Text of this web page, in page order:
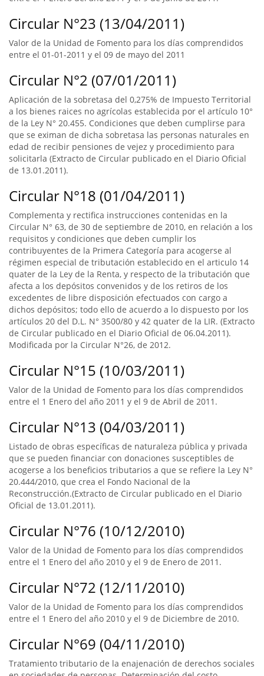
Circular N°23 (13/04/2011)
Valor de la Unidad de Fomento para los días comprendidos
entre el 01-01-2011 y el 09 de mayo del 2011
Circular N°2 (07/01/2011)
Aplicación de la sobretasa del 0,275% de Impuesto Territorial
a los bienes raices no agrícolas establecida por el artículo 10°
de la Ley N° 20.455. Condiciones que deben cumplirse para
que se eximan de dicha sobretasa las personas naturales en
edad de recibir pensiones de vejez y procedimiento para
solicitarla (Extracto de Circular publicado en el Diario Oficial
de 13.01.2011).
Circular N°18 (01/04/2011)
Complementa y rectifica instrucciones contenidas en la
Circular N° 63, de 30 de septiembre de 2010, en relación a los
requisitos y condiciones que deben cumplir los
contribuyentes de la Primera Categoría para acogerse al
régimen especial de tributación establecido en el articulo 14
quater de la Ley de la Renta, y respecto de la tributación que
afecta a los depósitos convenidos y de los retiros de los
excedentes de libre disposición efectuados con cargo a
dichos depósitos; todo ello de acuerdo a lo dispuesto por los
artículos 20 del D.L. N° 3500/80 y 42 quater de la LIR. (Extracto
de Circular publicado en el Diario Oficial de 06.04.2011).
Modificada por la Circular N°26, de 2012.
Circular N°15 (10/03/2011)
Valor de la Unidad de Fomento para los días comprendidos
entre el 1 Enero del año 2011 y el 9 de Abril de 2011.
Circular N°13 (04/03/2011)
Listado de obras específicas de naturaleza pública y privada
que se pueden financiar con donaciones susceptibles de
acogerse a los beneficios tributarios a que se refiere la Ley N°
20.444/2010, que crea el Fondo Nacional de la
Reconstrucción.(Extracto de Circular publicado en el Diario
Oficial de 13.01.2011).
Circular N°76 (10/12/2010)
Valor de la Unidad de Fomento para los días comprendidos
entre el 1 Enero del año 2010 y el 9 de Enero de 2011.
Circular N°72 (12/11/2010)
Valor de la Unidad de Fomento para los días comprendidos
entre el 1 Enero del año 2010 y el 9 de Diciembre de 2010.
Circular N°69 (04/11/2010)
Tratamiento tributario de la enajenación de derechos sociales